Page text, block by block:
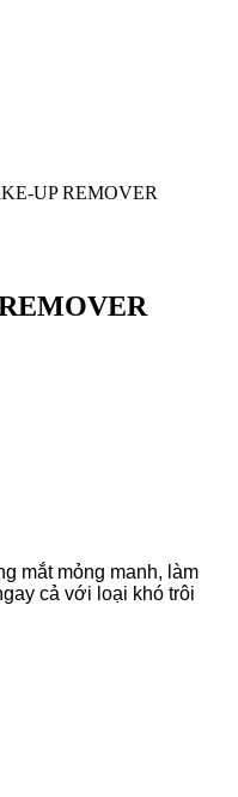
UP REMOVER
mắt mỏng manh, làm
cả với loại khó trôi